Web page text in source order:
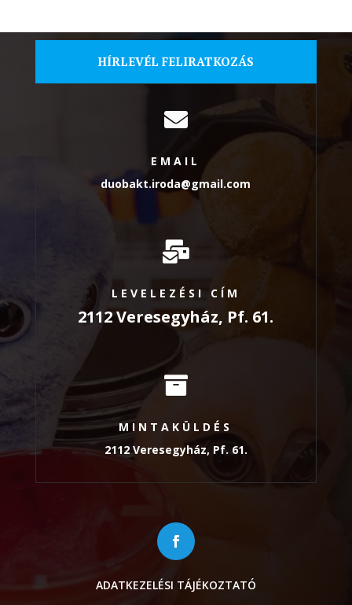
HÍRLEVÉL FELIRATKOZÁS

EMAIL
duobakt.iroda@gmail.com

LEVELEZÉSI CÍM
2112 Veresegyház, Pf. 61.

MINTAKÜLDÉS
2112 Veresegyház, Pf. 61.
ADATKEZELÉSI TÁJÉKOZTATÓ